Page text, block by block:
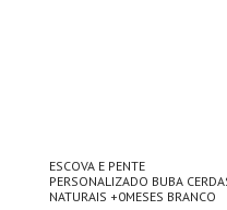
ESCOVA E PENTE
PERSONALIZADO BUBA
NATURAIS +0MESES BRANCO